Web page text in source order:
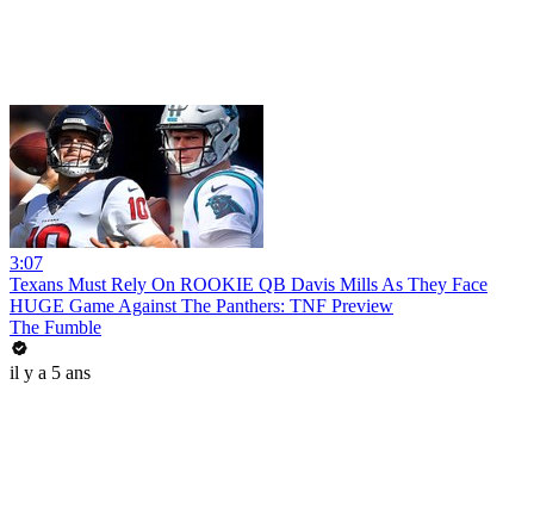
3:07
Texans Must Rely On ROOKIE QB Davis Mills As They Face
HUGE Game Against The Panthers: TNF Preview
The Fumble
il y a 5 ans